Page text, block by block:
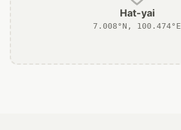
Hat-yai
7.008°N, 100.474°E